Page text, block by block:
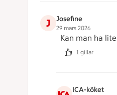
J Josefine
29 mars 2026
Kan man ha
1 gillar
ICA-köket